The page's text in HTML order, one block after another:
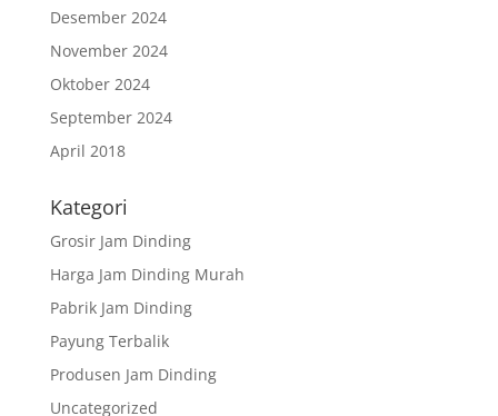
Desember 2024
November 2024
Oktober 2024
September 2024
April 2018
Kategori
Grosir Jam Dinding
Harga Jam Dinding Murah
Pabrik Jam Dinding
Payung Terbalik
Produsen Jam Dinding
Uncategorized